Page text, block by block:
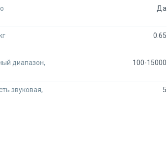
000 — в наличии на складах.
менеджера.
Да
0.65
диапазон,
100-15000
звуковая,
5